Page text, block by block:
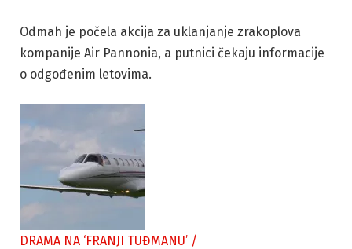
Odmah je počela akcija za uklanjanje zrakoplova
kompanije Air Pannonia, a putnici čekaju informacije
o odgođenim letovima.
DRAMA NA ‘FRANJI TUĐMANU’ /